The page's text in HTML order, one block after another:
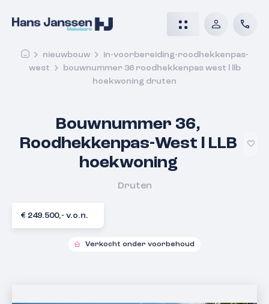
nieuwbouw
in-voorbereiding-roodhekkenpas-
west
bouwnummer 36 roodhekkenpas west l llb
hoekwoning druten
Bouwnummer 36,
Roodhekkenpas-West l LLB
hoekwoning
Druten
€ 249.500,- v.o.n.
Verkocht onder voorbehoud